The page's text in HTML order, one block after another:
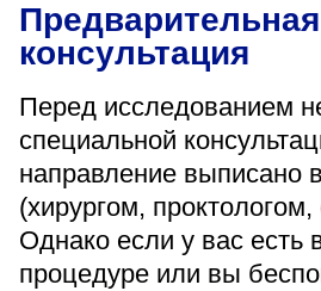
Предварительная
консультация
Перед исследованием
специальной
направление выписано
(хирургом,
Однако если у вас есть
процедуре или вы